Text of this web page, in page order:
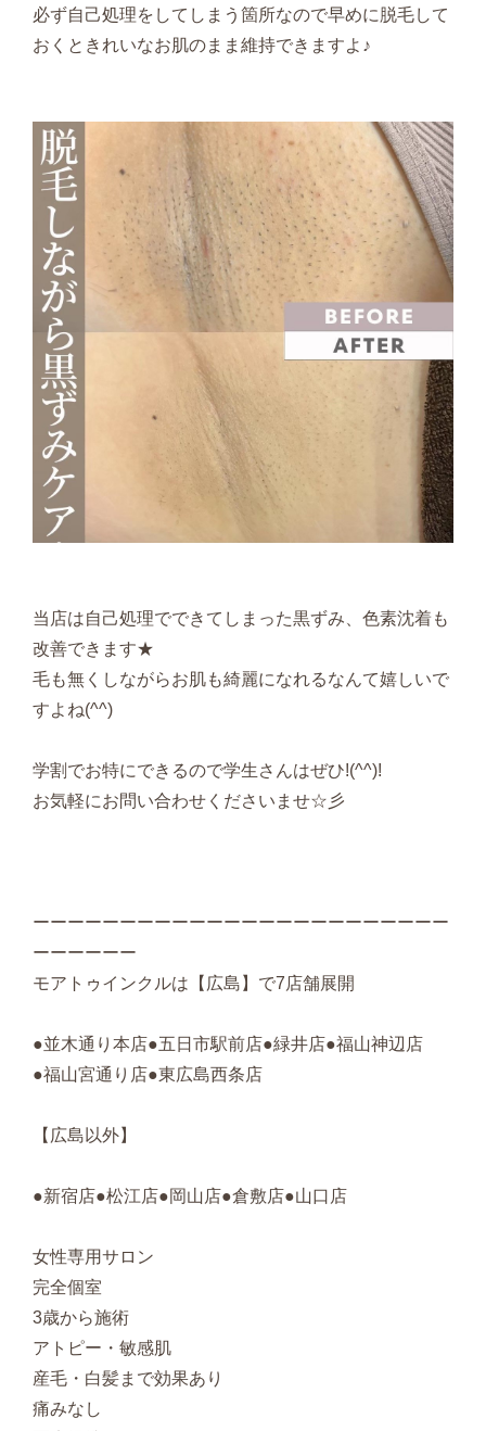
必ず自己処理をしてしまう箇所なので早めに脱毛して
おくときれいなお肌のまま維持できますよ♪
当店は自己処理でできてしまった黒ずみ、色素沈着も
改善できます★
毛も無くしながらお肌も綺麗になれるなんて嬉しいで
すよね(^^)
学割でお特にできるので学生さんはぜひ!(^^)!
お気軽にお問い合わせくださいませ☆彡
ーーーーーーーーーーーーーーーーーーーーーーーー
ーーーーーー
モアトゥインクルは【広島】で7店舗展開
●並木通り本店●五日市駅前店●緑井店●福山神辺店
●福山宮通り店●東広島西条店
【広島以外】
●新宿店●松江店●岡山店●倉敷店●山口店
女性専用サロン
完全個室
3歳から施術
アトピー・敏感肌
産毛・白髪まで効果あり
痛みなし